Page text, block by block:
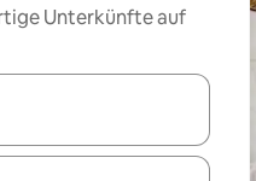
Unterkünfte auf
sind, navigiere mit den